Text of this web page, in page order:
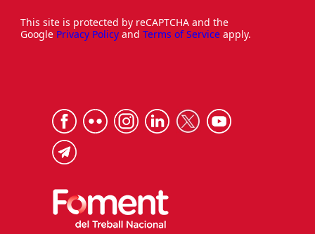
This site is protected by reCAPTCHA and the
Google Privacy Policy and Terms of Service apply.